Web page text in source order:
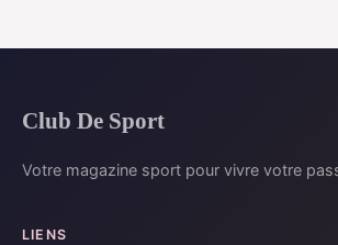
Club De Sport
Votre magazine sport pour vivre votre
LIENS